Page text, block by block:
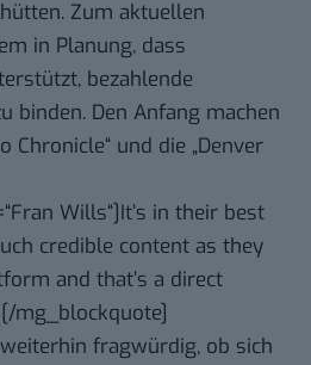
Zum aktuellen
in Planung, dass
bezahlende
binden. Den Anfang machen
Chronicle“ und die „Denver
Wills“]It’s in their best
credible content as they
and that’s a direct
mg_blockquote]
fragwürdig, ob sich